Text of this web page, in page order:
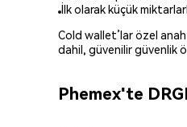
İlk olarak küçük
Cold wallet’lar özel
dahil, güvenilir güvenlik
Phemex'te